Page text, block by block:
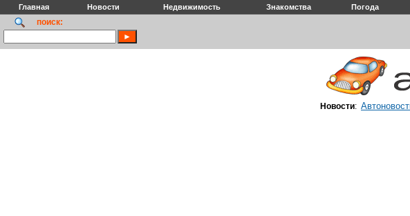
Главная Новости Недвижимость Знакомства Погода
поиск:
Новости: